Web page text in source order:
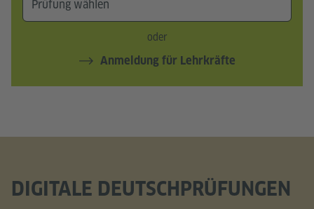
oder
Anmeldung für Lehrkräfte
DIGITALE DEUTSCHPRÜFUNGEN